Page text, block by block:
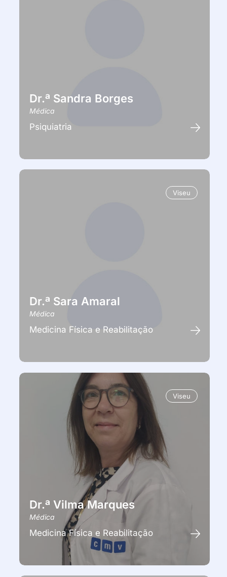
Dr.ª Sandra Borges
Médica
Psiquiatria
Viseu
Dr.ª Sara Amaral
Médica
Medicina Física e Reabilitação
Viseu
Dr.ª Vilma Marques
Médica
Medicina Física e Reabilitação